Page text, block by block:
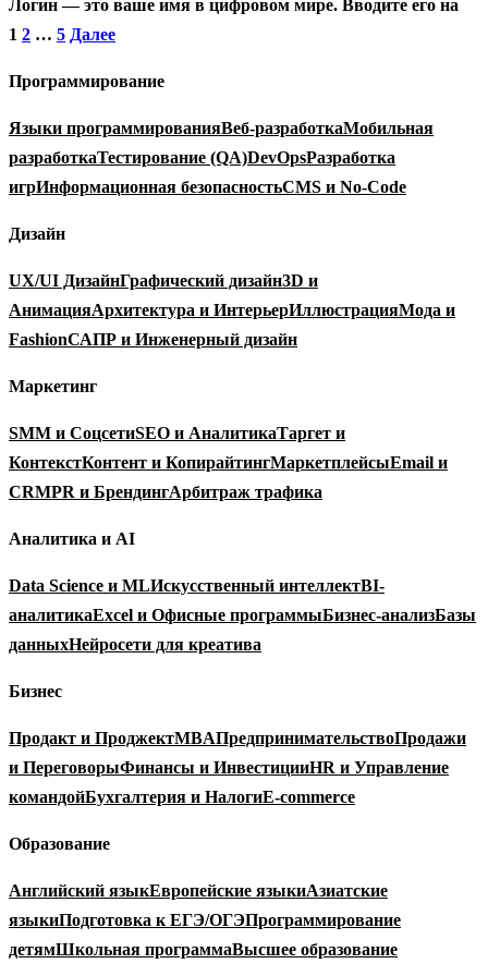
Логин — это ваше имя в цифровом мире. Вводите его на
Пагинация
1 2 … 5 Далее
Программирование
Языки программированияВеб-разработкаМобильная
разработкаТестирование (QA)DevOpsРазработка
игрИнформационная безопасностьCMS и No-Code
Дизайн
UX/UI ДизайнГрафический дизайн3D и
АнимацияАрхитектура и ИнтерьерИллюстрацияМода и
FashionСАПР и Инженерный дизайн
Маркетинг
SMM и СоцсетиSEO и АналитикаТаргет и
КонтекстКонтент и КопирайтингМаркетплейсыEmail и
CRMPR и БрендингАрбитраж трафика
Аналитика и AI
Data Science и MLИскусственный интеллектBI-
аналитикаExcel и Офисные программыБизнес-анализБазы
данныхНейросети для креатива
Бизнес
Продакт и ПроджектMBAПредпринимательствоПродажи
и ПереговорыФинансы и ИнвестицииHR и Управление
командойБухгалтерия и НалогиE-commerce
Образование
Английский языкЕвропейские языкиАзиатские
языкиПодготовка к ЕГЭ/ОГЭПрограммирование
детямШкольная программаВысшее образование